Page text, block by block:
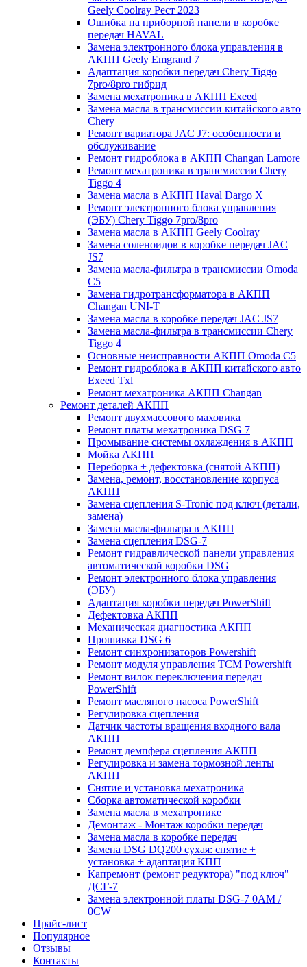
Geely Coolray Pест 2023
Ошибка на приборной панели в коробке
передач HAVAL
Замена электронного блока управления в
АКПП Geely Emgrand 7
Адаптация коробки передач Chery Tiggo
7pro/8pro гибрид
Замена мехатроника в АКПП Exeed
Замена масла в трансмиссии китайского авто
Chery
Ремонт вариатора JAC J7: особенности и
обслуживание
Ремонт гидроблока в АКПП Changan Lamore
Ремонт мехатроника в трансмиссии Chery
Tiggo 4
Замена масла в АКПП Haval Dargo X
Ремонт электронного блока управления
(ЭБУ) Chery Tiggo 7pro/8pro
Замена масла в АКПП Geely Coolray
Замена соленоидов в коробке передач JAC
JS7
Замена масла-фильтра в трансмиссии Omoda
C5
Замена гидротрансформатора в АКПП
Changan UNI-T
Замена масла в коробке передач JAC JS7
Замена масла-фильтра в трансмиссии Chery
Tiggo 4
Основные неисправности АКПП Omoda C5
Ремонт гидроблока в АКПП китайского авто
Exeed Txl
Ремонт мехатроника АКПП Changan
Ремонт деталей АКПП
Ремонт двухмассового маховика
Ремонт платы мехатроника DSG 7
Промывание системы охлаждения в АКПП
Мойка АКПП
Переборка + дефектовка (снятой АКПП)
Замена, ремонт, восстановление корпуса
АКПП
Замена сцепления S-Tronic под ключ (детали,
замена)
Замена масла-фильтра в АКПП
Замена сцепления DSG-7
Ремонт гидравлической панели управления
автоматической коробки DSG
Ремонт электронного блока управления
(ЭБУ)
Адаптация коробки передач PowerShift
Дефектовка АКПП
Механическая диагностика АКПП
Прошивка DSG 6
Ремонт синхронизаторов Powershift
Ремонт модуля управления TCM Powershift
Ремонт вилок переключения передач
PowerShift
Ремонт масляного насоса PowerShift
Регулировка сцепления
Датчик частоты вращения входного вала
АКПП
Ремонт демпфера сцепления АКПП
Регулировка и замена тормозной ленты
АКПП
Снятие и установка мехатроника
Сборка автоматической коробки
Замена масла в мехатронике
Демонтаж - Монтаж коробки передач
Замена масла в коробке передач
Замена DSG DQ200 сухая: снятие +
установка + адаптация КПП
Капремонт (ремонт редуктора) "под ключ"
ДСГ-7
Замена электронной платы DSG-7 0AM /
0CW
Прайс-лист
Популярное
Отзывы
Контакты